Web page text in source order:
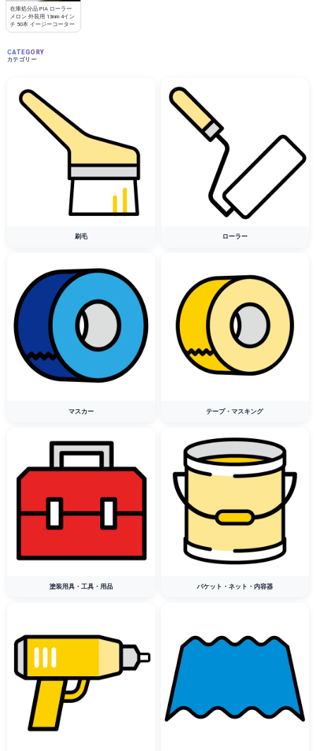
在庫処分品 PIA ローラー
メロン 外装用 13mm 4イン
チ 50本 イージーコーター
CATEGORY
カテゴリー
刷毛 ローラー
マスカー テープ・マスキング
塗装用具・工具・用品 バケット・ネット・内容器